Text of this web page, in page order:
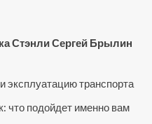
Стэнли Сергей Брылин
эксплуатацию транспорта
что подойдет именно вам